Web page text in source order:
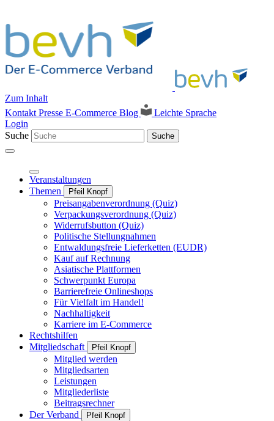
Zum Inhalt
Kontakt Presse E-Commerce Blog
Leichte Sprache
Login
Suche
Suche
Veranstaltungen
Themen
Pfeil Knopf
Preisangabenverordnung (Quiz)
Verpackungsverordnung (Quiz)
Widerrufsbutton (Quiz)
Politische Stellungnahmen
Entwaldungsfreie Lieferketten (EUDR)
Kauf auf Rechnung
Asiatische Plattformen
Schwerpunkt Europa
Barrierefreie Onlineshops
Für Vielfalt im Handel!
Nachhaltigkeit
Karriere im E-Commerce
Rechtshilfen
Mitgliedschaft
Pfeil Knopf
Mitglied werden
Mitgliedsarten
Leistungen
Mitgliederliste
Beitragsrechner
Der Verband
Pfeil Knopf